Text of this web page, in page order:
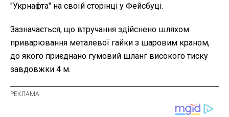
"Укрнафта" на своїй сторінці у Фейсбуці.
Зазначається, що втручання здійснено шляхом
приварювання металевої гайки з шаровим краном,
до якого приєднано гумовий шланг високого тиску
завдовжки 4 м.